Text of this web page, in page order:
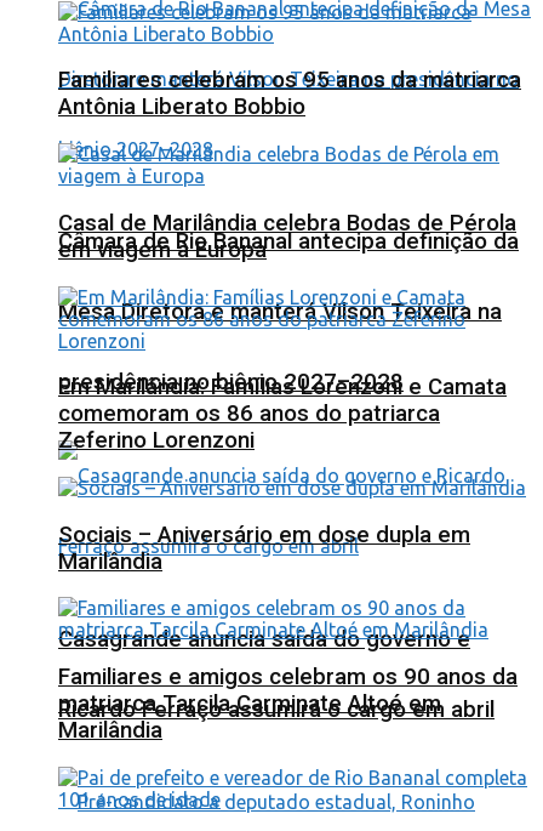
Câmara de Rio Bananal antecipa definição da
Mesa Diretora e manterá Vilson Teixeira na
presidência no biênio 2027–2028
Casagrande anuncia saída do governo e
Ricardo Ferraço assumirá o cargo em abril
Familiares celebram os 95 anos da matriarca
Antônia Liberato Bobbio
Casal de Marilândia celebra Bodas de Pérola
em viagem à Europa
Em Marilândia: Famílias Lorenzoni e Camata
comemoram os 86 anos do patriarca
Zeferino Lorenzoni
Sociais – Aniversário em dose dupla em
Marilândia
Familiares e amigos celebram os 90 anos da
matriarca Tarcila Carminate Altoé em
Marilândia